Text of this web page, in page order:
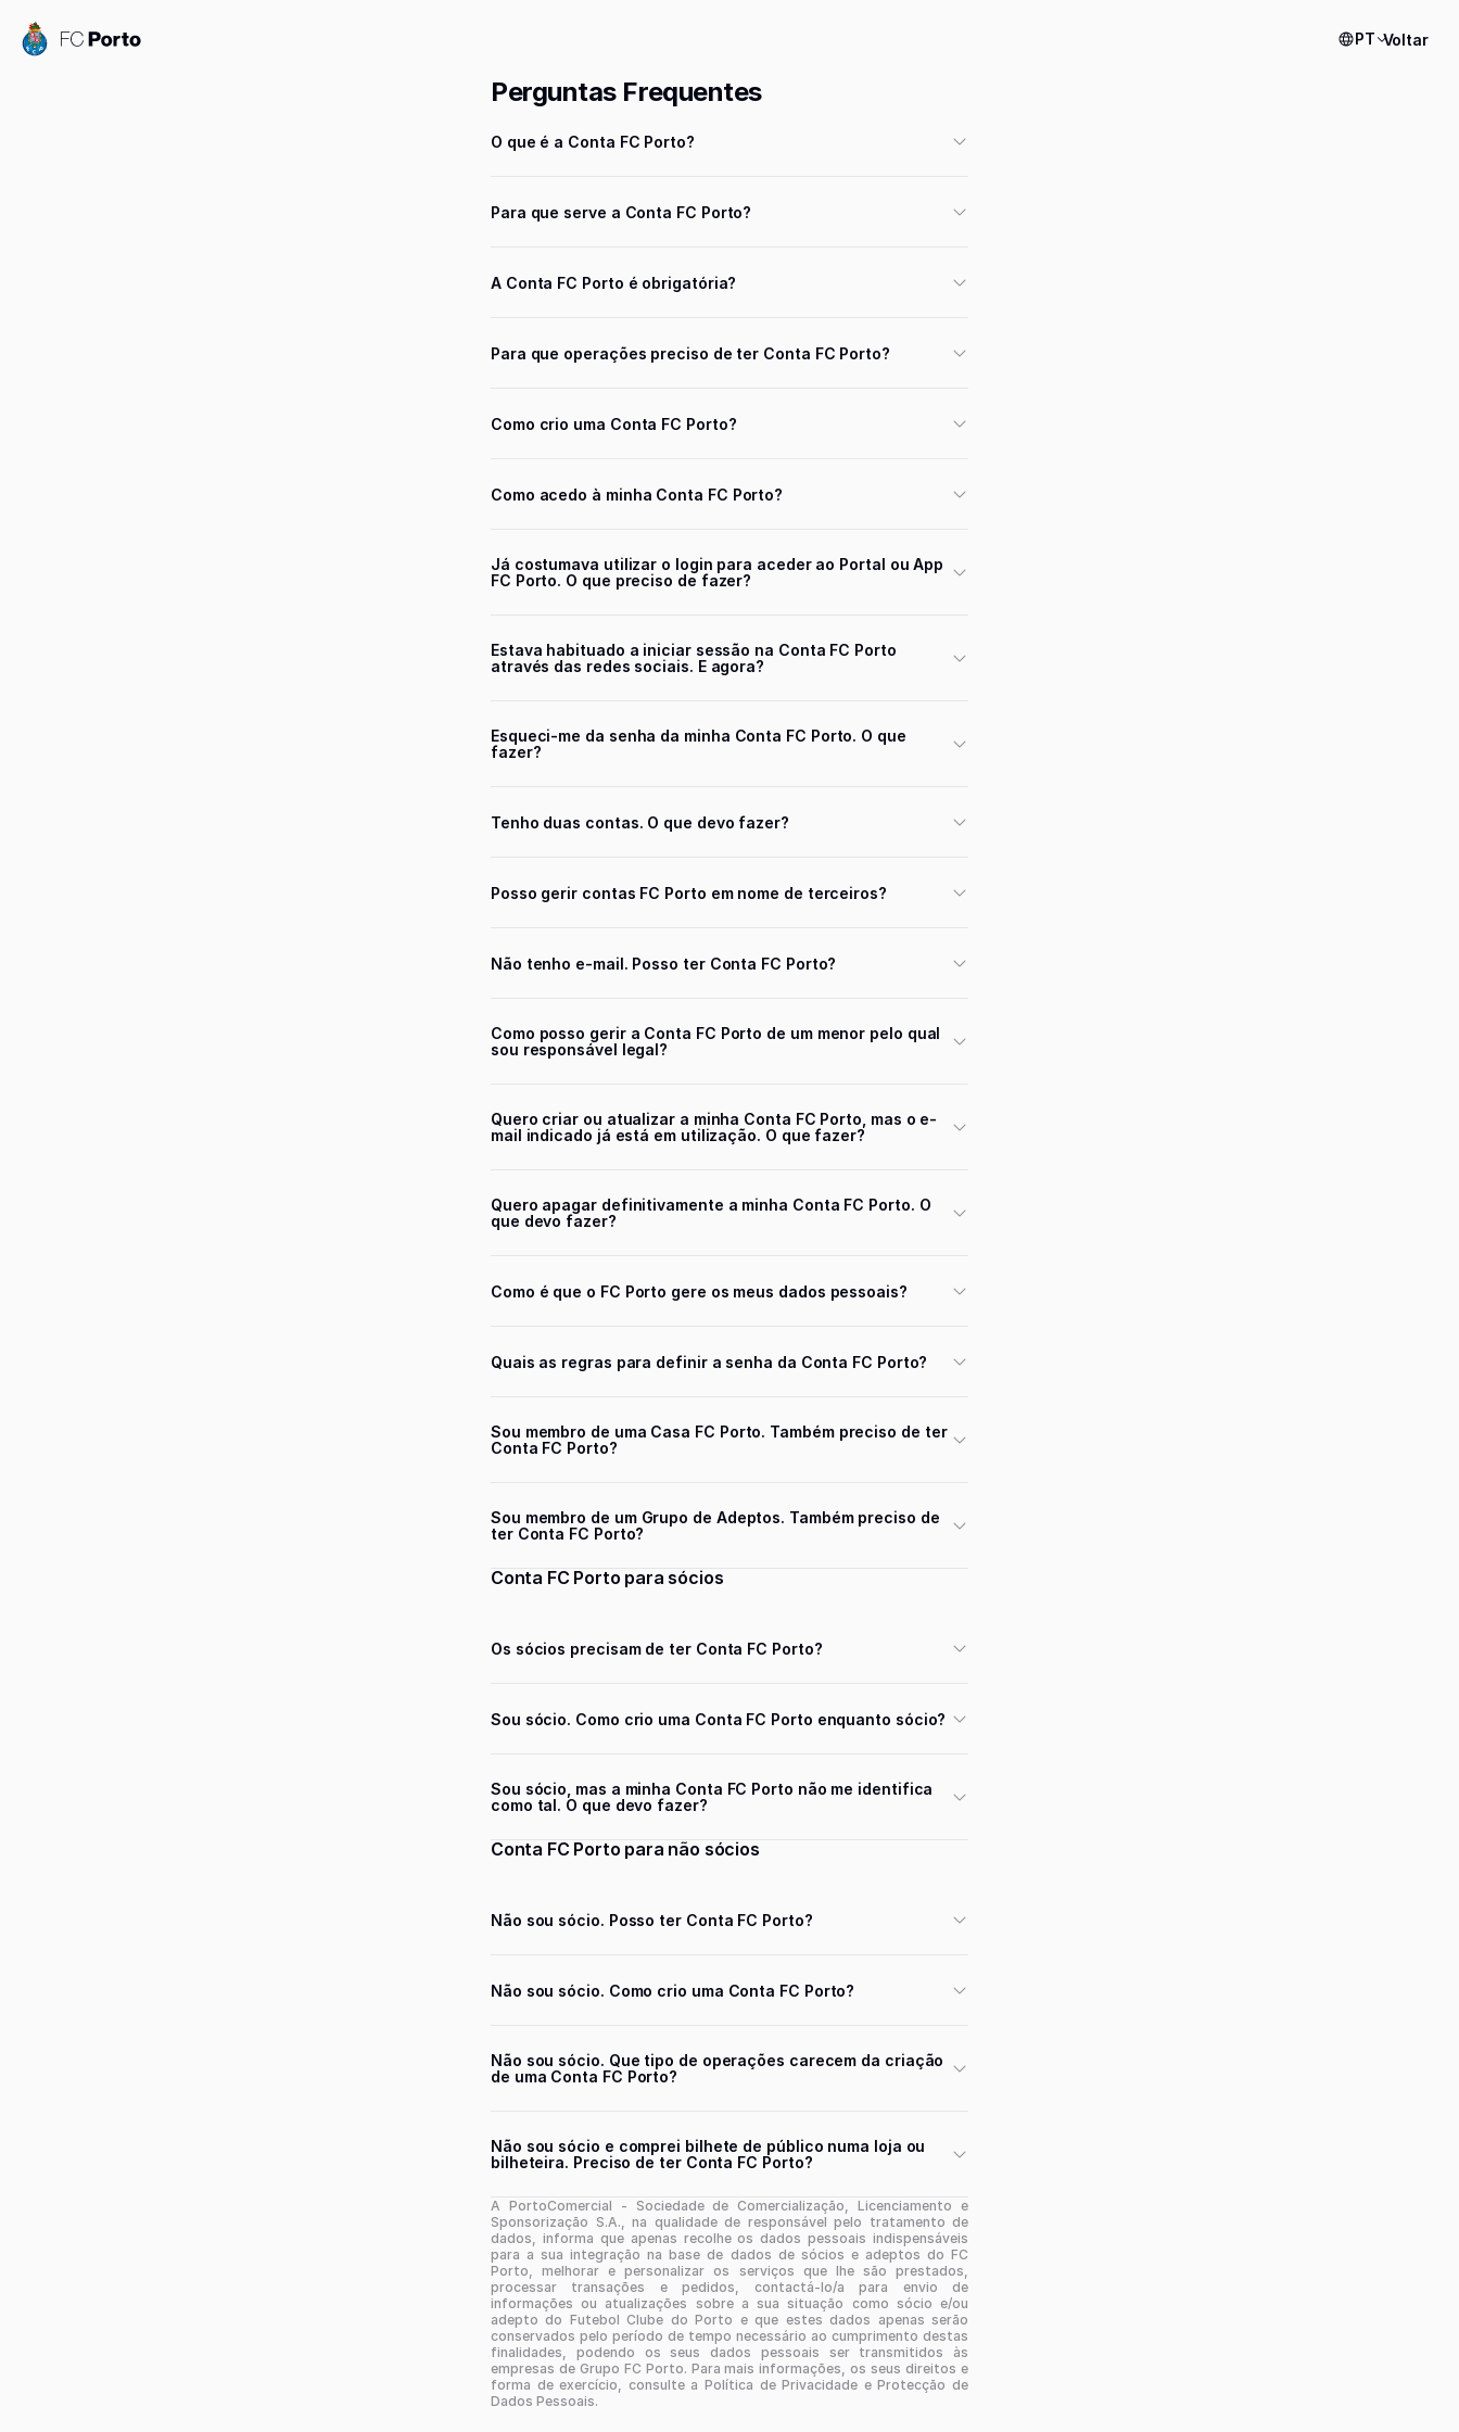
PT Voltar
Perguntas Frequentes
O que é a Conta FC Porto?
Para que serve a Conta FC Porto?
A Conta FC Porto é obrigatória?
Para que operações preciso de ter Conta FC Porto?
Como crio uma Conta FC Porto?
Como acedo à minha Conta FC Porto?
Já costumava utilizar o login para aceder ao Portal ou App
FC Porto. O que preciso de fazer?
Estava habituado a iniciar sessão na Conta FC Porto
através das redes sociais. E agora?
Esqueci-me da senha da minha Conta FC Porto. O que
fazer?
Tenho duas contas. O que devo fazer?
Posso gerir contas FC Porto em nome de terceiros?
Não tenho e-mail. Posso ter Conta FC Porto?
Como posso gerir a Conta FC Porto de um menor pelo qual
sou responsável legal?
Quero criar ou atualizar a minha Conta FC Porto, mas o e-
mail indicado já está em utilização. O que fazer?
Quero apagar definitivamente a minha Conta FC Porto. O
que devo fazer?
Como é que o FC Porto gere os meus dados pessoais?
Quais as regras para definir a senha da Conta FC Porto?
Sou membro de uma Casa FC Porto. Também preciso de ter
Conta FC Porto?
Sou membro de um Grupo de Adeptos. Também preciso de
ter Conta FC Porto?
Conta FC Porto para sócios
Os sócios precisam de ter Conta FC Porto?
Sou sócio. Como crio uma Conta FC Porto enquanto sócio?
Sou sócio, mas a minha Conta FC Porto não me identifica
como tal. O que devo fazer?
Conta FC Porto para não sócios
Não sou sócio. Posso ter Conta FC Porto?
Não sou sócio. Como crio uma Conta FC Porto?
Não sou sócio. Que tipo de operações carecem da criação
de uma Conta FC Porto?
Não sou sócio e comprei bilhete de público numa loja ou
bilheteira. Preciso de ter Conta FC Porto?
A PortoComercial - Sociedade de Comercialização, Licenciamento e
Sponsorização S.A., na qualidade de responsável pelo tratamento de
dados, informa que apenas recolhe os dados pessoais indispensáveis
para a sua integração na base de dados de sócios e adeptos do FC
Porto, melhorar e personalizar os serviços que lhe são prestados,
processar transações e pedidos, contactá-lo/a para envio de
informações ou atualizações sobre a sua situação como sócio e/ou
adepto do Futebol Clube do Porto e que estes dados apenas serão
conservados pelo período de tempo necessário ao cumprimento destas
finalidades, podendo os seus dados pessoais ser transmitidos às
empresas de Grupo FC Porto. Para mais informações, os seus direitos e
forma de exercício, consulte a Política de Privacidade e Protecção de
Dados Pessoais.